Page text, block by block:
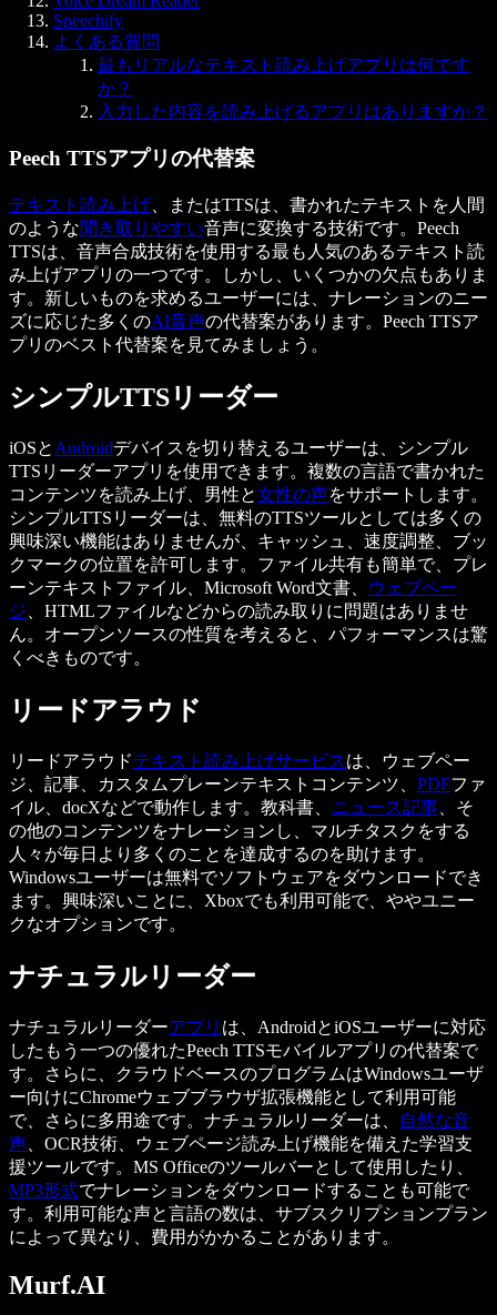
Speechify
よくある質問
最もリアルなテキスト読み上げアプリは何です
か？
入力した内容を読み上げるアプリはありますか？
Peech TTSアプリの代替案
テキスト読み上げ 、またはTTSは、書かれたテキストを人間
のような聞き取りやすい音声に変換する技術です。Peech
TTSは、音声合成技術を使用する最も人気のあるテキスト読
み上げアプリの一つです。しかし、いくつかの欠点もありま
す。新しいものを求めるユーザーには、ナレーションのニー
ズに応じた多くのAI音声の代替案があります。Peech TTSア
プリのベスト代替案を見てみましょう。
シンプルTTSリーダー
iOSと Androidデバイスを切り替えるユーザーは、シンプル
TTSリーダーアプリを使用できます。複数の言語で書かれた
コンテンツを読み上げ、男性と女性の声をサポートします。
シンプルTTSリーダーは、無料のTTSツールとしては多くの
興味深い機能はありませんが、キャッシュ、速度調整、ブッ
クマークの位置を許可します。ファイル共有も簡単で、プレ
ーンテキストファイル、Microsoft Word文書、
ウェブペー
ジ 、HTMLファイルなどからの読み取りに問題はありませ
ん。オープンソースの性質を考えると、パフォーマンスは驚
くべきものです。
リードアラウド
リードアラウドテキスト読み上げサービスは、ウェブペー
ジ、記事、カスタムプレーンテキストコンテンツ、 PDFファ
イル、docXなどで動作します。教科書、 ニュース記事 、そ
の他のコンテンツをナレーションし、マルチタスクをする
人々が毎日より多くのことを達成するのを助けます。
Windowsユーザーは無料でソフトウェアをダウンロードでき
ます。興味深いことに、Xboxでも利用可能で、ややユニー
クなオプションです。
ナチュラルリーダー
ナチュラルリーダーアプリ は、AndroidとiOSユーザーに対応
したもう一つの優れたPeech TTSモバイルアプリの代替案で
す。さらに、クラウドベースのプログラムはWindowsユーザ
ー向けにChromeウェブブラウザ拡張機能として利用可能
で、さらに多用途です。ナチュラルリーダーは、
自然な音
声 、OCR技術、ウェブページ読み上げ機能を備えた学習支
援ツールです。MS Officeのツールバーとして使用したり、
MP3形式でナレーションをダウンロードすることも可能で
す。利用可能な声と言語の数は、サブスクリプションプラン
によって異なり、費用がかかることがあります。
Murf.AI